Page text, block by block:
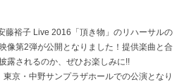
藤裕子 Live 2016「頂き物」のリハーサルの
像第2弾が公開となりました！提供楽曲と合
露されるのか、ぜひお楽しみに!!
京・中野サンプラザホールでの公演となり